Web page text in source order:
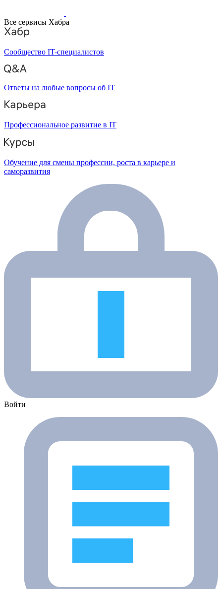
Все сервисы Хабра
Сообщество IT-специалистов
Ответы на любые вопросы об IT
Профессиональное развитие в IT
Обучение для смены профессии, роста в карьере и
саморазвития
Войти